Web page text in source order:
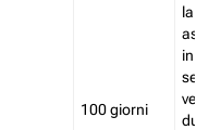
100 giorni
la
in